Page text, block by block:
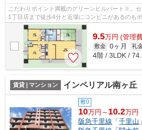
こだわりポイント満載のグリーンヒルパートⅡ。
1丁目店まで徒歩4分と近場にコンビニがあるのも
ができる風通しの良い物件です。こち...
9.5万円 (管理
敷金 0ヶ月 礼
4階 / 3LDK /
賃貸 | マンション インペリアル南ヶ丘
敷0
10万円～ 10.2万円
阪急千里線 「千里山